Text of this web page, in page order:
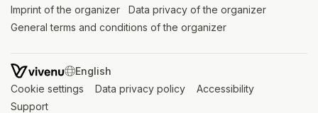
Imprint of the organizer (opens in a new tab)
Data privacy of the organizer
General terms and conditions of the organizer
SWITCH LANGUAGE
Cookie settings (opens in a new tab)
Data privacy policy (opens in a new tab)
Accessibility
Support